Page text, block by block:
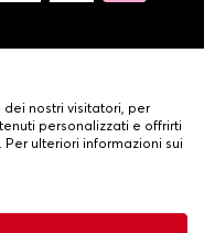
nostri visitatori, per
personalizzati e offrirti
ulteriori informazioni sui